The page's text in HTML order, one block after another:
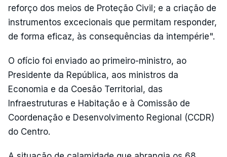
reforço dos meios de Proteção Civil; e a criação de
instrumentos excecionais que permitam responder,
de forma eficaz, às consequências da intempérie".
O ofício foi enviado ao primeiro-ministro, ao
Presidente da República, aos ministros da
Economia e da Coesão Territorial, das
Infraestruturas e Habitação e à Comissão de
Coordenação e Desenvolvimento Regional (CCDR)
do Centro.